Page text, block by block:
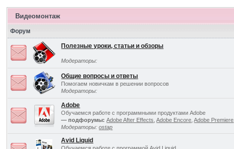
Видеомонтаж
Форум
Полезные уроки, статьи и обзоры
Модераторы:
Общие вопросы и ответы
Помогаем новичкам в решении вопросов
Модераторы:
Adobe
Обучаемся работе с программными продуктами Adobe
— подфорумы: Adobe After Effects ,Adobe Encore ,Adobe Premiere
Модераторы:ostap
Avid Liquid